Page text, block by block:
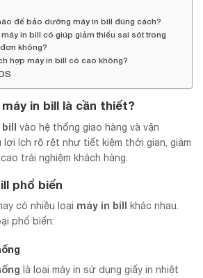
để bảo dưỡng máy in bill đúng cách?
máy in bill có giúp giảm thiểu sai sót trong
không?
hợp máy in bill có cao không?
in bill là cần thiết?
bill vào hệ thống giao hàng và vận
lợi ích rõ rệt như tiết kiệm thời gian, giảm
trải nghiệm khách hàng.
phổ biến
có nhiều loại máy in bill khác nhau.
phổ biến:
là loại máy in sử dụng giấy in nhiệt